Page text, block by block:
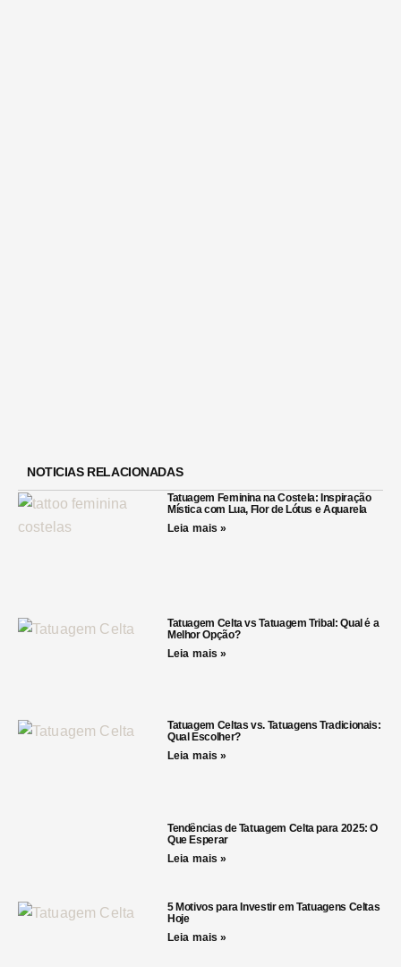
NOTICIAS RELACIONADAS
Tatuagem Feminina na Costela: Inspiração
Mística com Lua, Flor de Lótus e Aquarela
Leia mais »
Tatuagem Celta vs Tatuagem Tribal: Qual é a
Melhor Opção?
Leia mais »
Tatuagem Celtas vs. Tatuagens Tradicionais:
Qual Escolher?
Leia mais »
Tendências de Tatuagem Celta para 2025: O
Que Esperar
Leia mais »
5 Motivos para Investir em Tatuagens Celtas
Hoje
Leia mais »